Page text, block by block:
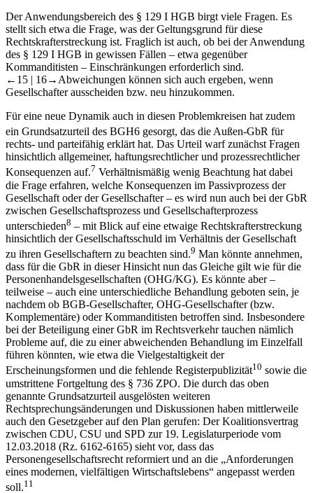
Der Anwendungsbereich des § 129 I HGB birgt viele Fragen. Es
stellt sich etwa die Frage, was der Geltungsgrund für diese
Rechtskrafterstreckung ist. Fraglich ist auch, ob bei der Anwendung
des § 129 I HGB in gewissen Fällen –​ etwa gegenüber
Kommanditisten –​ Einschränkungen erforderlich sind.
←15 | 16→ Abweichungen können sich auch ergeben, wenn
Gesellschafter ausscheiden bzw. neu hinzukommen.
Für eine neue Dynamik auch in diesen Problemkreisen hat zudem
ein Grundsatzurteil des BGH6 gesorgt, das die Außen-​GbR für
rechts-​ und parteifähig erklärt hat. Das Urteil warf zunächst Fragen
hinsichtlich allgemeiner, haftungsrechtlicher und prozessrechtlicher
Konsequenzen auf.7 Verhältnismäßig wenig Beachtung hat dabei
die Frage erfahren, welche Konsequenzen im Passivprozess der
Gesellschaft oder der Gesellschafter –​ es wird nun auch bei der GbR
zwischen Gesellschaftsprozess und Gesellschafterprozess
unterschieden8 –​ mit Blick auf eine etwaige Rechtskrafterstreckung
hinsichtlich der Gesellschaftsschuld im Verhältnis der Gesellschaft
zu ihren Gesellschaftern zu beachten sind.9 Man könnte annehmen,
dass für die GbR in dieser Hinsicht nun das Gleiche gilt wie für die
Personenhandelsgesellschaften (OHG/​KG). Es könnte aber –​
teilweise –​ auch eine unterschiedliche Behandlung geboten sein, je
nachdem ob BGB-​Gesellschafter, OHG-​Gesellschafter (bzw.
Komplementäre) oder Kommanditisten betroffen sind. Insbesondere
bei der Beteiligung einer GbR im Rechtsverkehr tauchen nämlich
Probleme auf, die zu einer abweichenden Behandlung im Einzelfall
führen könnten, wie etwa die Vielgestaltigkeit der
Erscheinungsformen und die fehlende Registerpublizität10 sowie die
umstrittene Fortgeltung des § 736 ZPO. Die durch das oben
genannte Grundsatzurteil ausgelösten weiteren
Rechtsprechungsänderungen und Diskussionen haben mittlerweile
auch den Gesetzgeber auf den Plan gerufen: Der Koalitionsvertrag
zwischen CDU, CSU und SPD zur 19. Legislaturperiode vom
12.03.2018 (Rz. 6162-​6165) sieht vor, dass das
Personengesellschaftsrecht reformiert und an die „Anforderungen
eines modernen, vielfältigen Wirtschaftslebens“ angepasst werden
soll.11